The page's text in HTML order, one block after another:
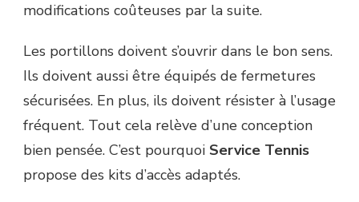
modifications coûteuses par la suite.
Les portillons doivent s’ouvrir dans le bon sens.
Ils doivent aussi être équipés de fermetures
sécurisées. En plus, ils doivent résister à l’usage
fréquent. Tout cela relève d’une conception
bien pensée. C’est pourquoi Service Tennis
propose des kits d’accès adaptés.